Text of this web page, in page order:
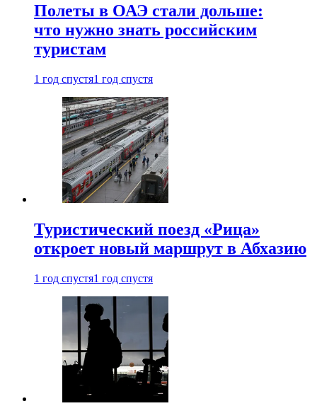
Полеты в ОАЭ стали дольше:
что нужно знать российским
туристам
1 год спустя1 год спустя
Туристический поезд «Рица»
откроет новый маршрут в Абхазию
1 год спустя1 год спустя